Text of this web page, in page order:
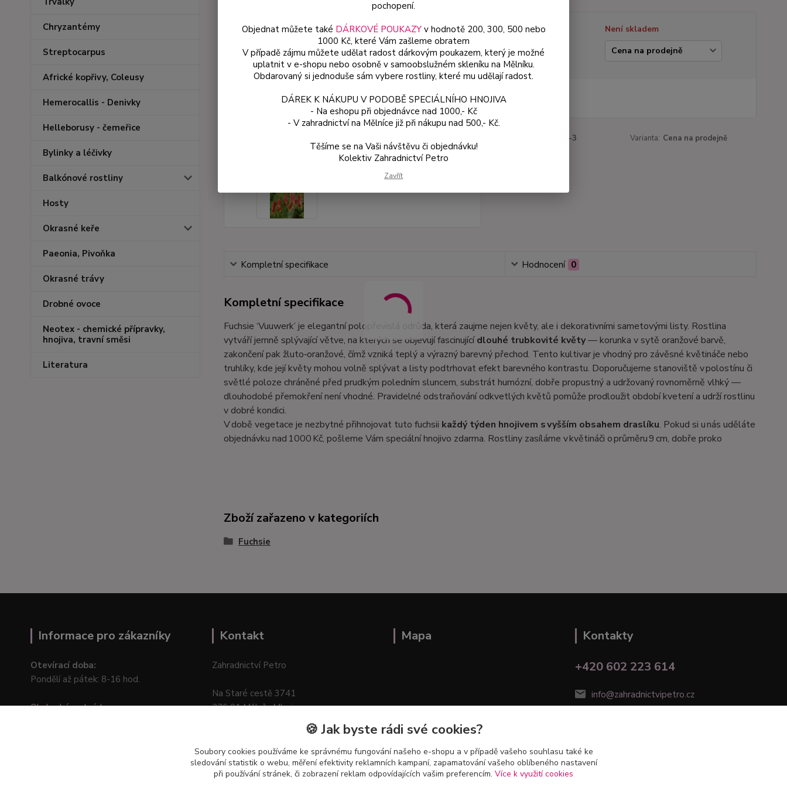
Chryzantémy
Streptocarpus
Africké kopřivy, Coleusy
Hemerocallis - Denivky
Helleborusy - čemeřice
Bylinky a léčivky
Balkónové rostliny
Hosty
Okrasné keře
Paeonia, Pivoňka
Okrasné trávy
Drobné ovoce
Neotex - chemické přípravky,
hnojiva, travní směsi
Literatura
Dostupnost
Není skladem
Varianta
688-3 Varianta: Cena na prodejně
Kompletní specifikace Hodnocení 0
Kompletní specifikace
Fuchsie ‘Vuuwerk’ je elegantní polopřevislá odrůda, která zaujme nejen květy, ale i dekorativními sametovými listy. Rostlina
vytváří jemně splývající větve, na kterých se objevují fascinujícídlouhé trubkovité květy— korunka v sytě oranžové barvě,
zakončení pak žluto‑oranžové, čímž vzniká teplý a výrazný barevný přechod. Tento kultivar je vhodný pro závěsné květináče nebo
truhlíky, kde její květy mohou volně splývat a listy podtrhovat efekt barevného kontrastu. Doporučujeme stanoviště v polostínu či
světlé poloze chráněné před prudkým poledním sluncem, substrát humózní, dobře propustný a udržovaný rovnoměrně vlhký —
dlouhodobé přemokření není vhodné. Pravidelné odstraňování odkvetlých květů pomůže prodloužit období kvetení a udrží rostlinu
v dobré kondici.
V době vegetace je nezbytné přihnojovat tuto fuchsii každý týden hnojivem s vyšším obsahem draslíku. Pokud si u nás uděláte
objednávku nad 1000 Kč, pošleme Vám speciální hnojivo zdarma. Rostliny zasíláme v květináči o průměru 9 cm, dobře proko
Zboží zařazeno v kategoriích
Fuchsie
Informace pro zákazníky
Otevírací doba:
Pondělí až pátek: 8-16 hod.
Obchodní podmínky
Kontakt
Zahradnictví Petro
Na Staré cestě 3741
276 01 Mělník–Mlazice
Mapa
Kontakty
+420 602 223 614
info@zahradnictvipetro.cz
pochopení.
Objednat můžete také DÁRKOVÉ POUKAZYv hodnotě 200, 300, 500 nebo
1000 Kč, které Vám zašleme obratem
V případě zájmu můžete udělat radost dárkovým poukazem, který je možné
uplatnit v e-shopu nebo osobně v samoobslužném skleníku na Mělníku.
Obdarovaný si jednoduše sám vybere rostliny, které mu udělají radost.
DÁREK K NÁKUPU V PODOBĚ SPECIÁLNÍHO HNOJIVA
- Na eshopu při objednávce nad 1000,- Kč
- V zahradnictví na Mělníce již při nákupu nad 500,- Kč.
Těšíme se na Vaši návštěvu či objednávku!
Kolektiv Zahradnictví Petro
Zavřít
🍪 Jak byste rádi své cookies?
Soubory cookies používáme ke správnému fungování našeho e-shopu a v případě vašeho souhlasu také ke
sledování statistik o webu, měření efektivity reklamních kampaní, zapamatování vašeho oblíbeného nastavení
při používání stránek, či zobrazení reklam odpovídajících vašim preferencím. Více k využití cookies